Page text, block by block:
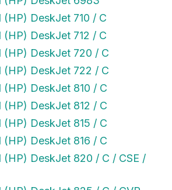
DeskJet 710 / C
DeskJet 712 / C
(HP) DeskJet 720 / C
(HP) DeskJet 722 / C
(HP) DeskJet 810 / C
(HP) DeskJet 812 / C
(HP) DeskJet 815 / C
(HP) DeskJet 816 / C
(HP) DeskJet 820 / C / CSE /
(HP) DeskJet 825 / C / CVR